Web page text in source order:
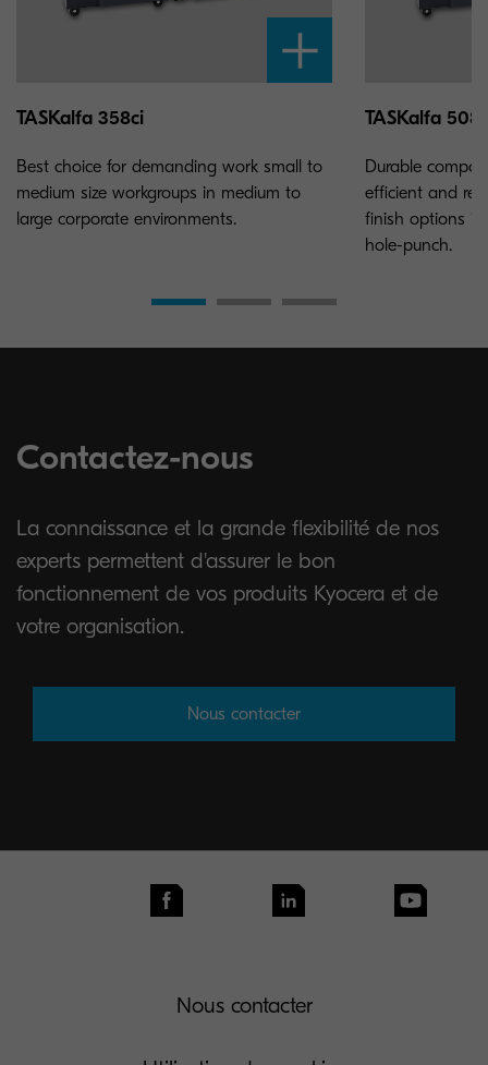
TASKalfa 358ci
Best choice for demanding work small to
medium size workgroups in medium to
large corporate environments.
TASKalfa
Durable
efficient and
finish options
hole-punch.
Contactez-nous
La connaissance et la grande flexibilité de nos
experts permettent d'assurer le bon
fonctionnement de vos produits Kyocera et de
votre organisation.
Nous contacter
Nous contacter